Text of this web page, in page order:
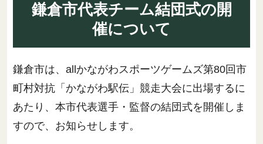
鎌倉市代表チーム結団式の開
催について
鎌倉市は、allかながわスポーツゲームズ第80回市
町村対抗「かながわ駅伝」競走大会に出場するに
あたり、本市代表選手・監督の結団式を開催しま
すので、お知らせします。